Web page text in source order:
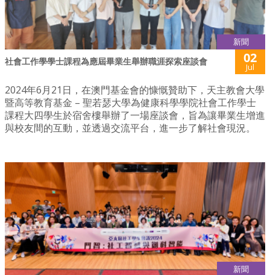
新聞
社會工作學學士課程為應屆畢業生舉辦職涯探索座談會 02
Jul
2024年6月21日，在澳門基金會的慷慨贊助下，天主教會大學
暨高等教育基金 – 聖若瑟大學為健康科學學院社會工作學士
課程大四學生於宿舍樓舉辦了一場座談會，旨為讓畢業生增進
與校友間的互動，並透過交流平台，進一步了解社會現況。
新聞